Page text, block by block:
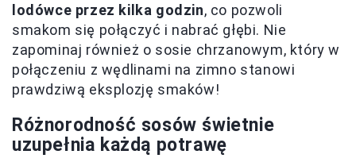
lodówce przez kilka godzin, co pozwoli
smakom się połączyć i nabrać głębi. Nie
zapominaj również o sosie chrzanowym, który w
połączeniu z wędlinami na zimno stanowi
prawdziwą eksplozję smaków!
Różnorodność sosów świetnie
uzupełnia każdą potrawę